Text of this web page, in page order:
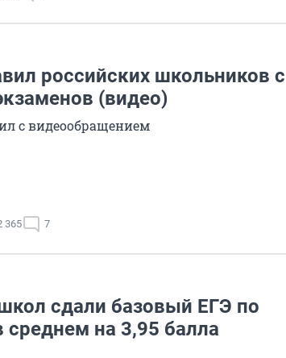
российских школьников с
(видео)
с видеообращением
365 7
сдали базовый ЕГЭ по
среднем на 3,95 балла